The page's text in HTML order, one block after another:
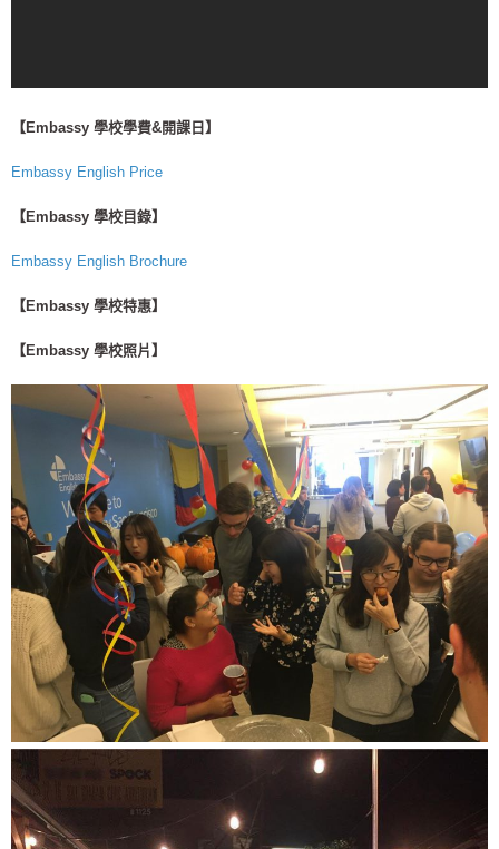
【Embassy 學校學費&開課日】
Embassy English Price
【Embassy 學校目錄】
Embassy English Brochure
【Embassy 學校特惠】
【Embassy 學校照片】